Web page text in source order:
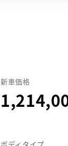
新車価格
ボディタイプ